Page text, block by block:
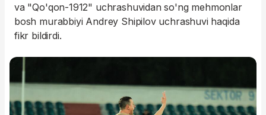
va "Qo'qon-1912" uchrashuvidan so'ng mehmonlar
bosh murabbiyi Andrey Shipilov uchrashuvi haqida
fikr bildirdi.